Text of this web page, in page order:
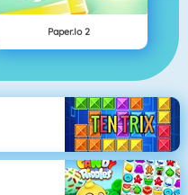
Paper.io 2